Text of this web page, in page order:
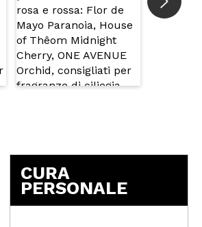
CURA
PERSONALE